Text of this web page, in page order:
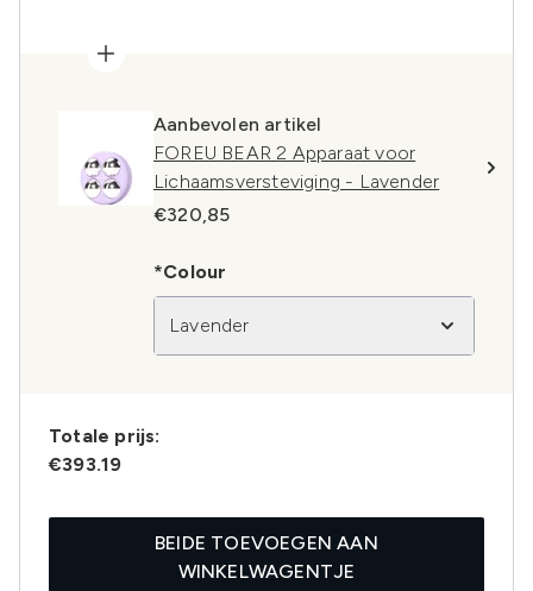
Aanbevolen artikel
FOREU BEAR 2 Apparaat voor
Lichaamsversteviging - Lavender
€320,85
*Colour
Lavender
Totale prijs:
€393.19
BEIDE TOEVOEGEN AAN
WINKELWAGENTJE